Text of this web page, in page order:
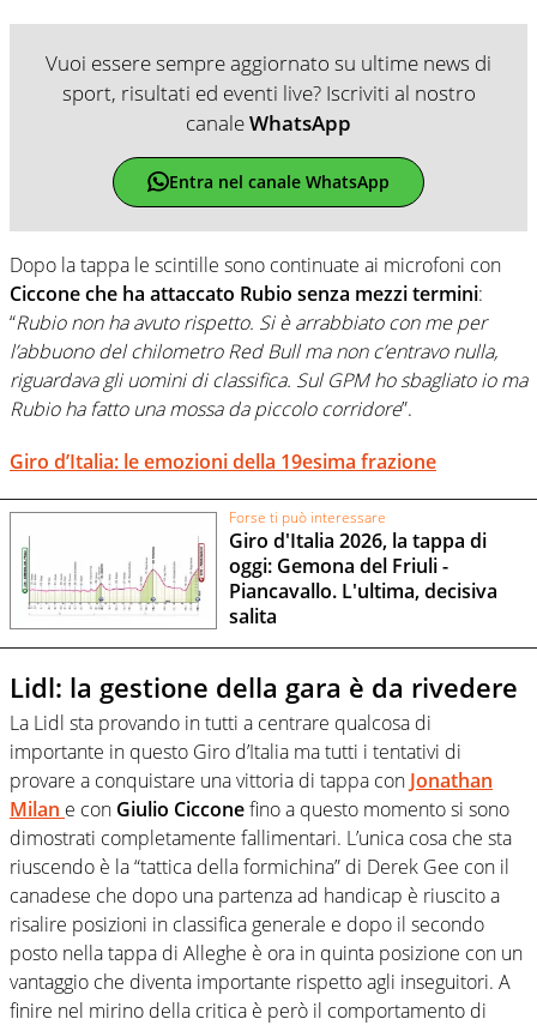
Vuoi essere sempre aggiornato su ultime news di
sport, risultati ed eventi live? Iscriviti al nostro
canaleWhatsApp
Entra nel canale WhatsApp
Dopo la tappa le scintille sono continuate ai microfoni con
Ciccone che ha attaccato Rubio senza mezzi termini:
“Rubio non ha avuto rispetto. Si è arrabbiato con me per
l’abbuono del chilometro Red Bull ma non c’entravo nulla,
riguardava gli uomini di classifica. Sul GPM ho sbagliato io ma
Rubio ha fatto una mossa da piccolo corridore”.
Giro d’Italia: le emozioni della 19esima frazione
Forse ti può interessare
Giro d'Italia 2026, la tappa di
oggi: Gemona del Friuli -
Piancavallo. L'ultima, decisiva
salita
Lidl: la gestione della gara è da rivedere
La Lidl sta provando in tutti a centrare qualcosa di
importante in questo Giro d’Italia ma tutti i tentativi di
provare a conquistare una vittoria di tappa con Jonathan
Milan e con Giulio Cicconefino a questo momento si sono
dimostrati completamente fallimentari. L’unica cosa che sta
riuscendo è la “tattica della formichina” di Derek Gee con il
canadese che dopo una partenza ad handicap è riuscito a
risalire posizioni in classifica generale e dopo il secondo
posto nella tappa di Alleghe è ora in quinta posizione con un
vantaggio che diventa importante rispetto agli inseguitori. A
finire nel mirino della critica è però il comportamento di